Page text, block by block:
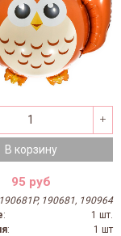
В корзину
95 руб
190681P, 190681, 190964
:
1 шт.
:
1 шт